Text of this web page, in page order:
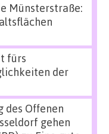
Münsterstraße:
fürs
der
des Offenen
gehen